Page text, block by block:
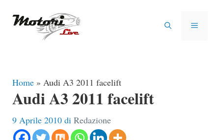
MENU
Home » Audi A3 2011 facelift
Audi A3 2011 facelift
9 Aprile 2010 di Redazione